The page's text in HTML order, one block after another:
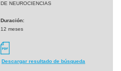
DE NEUROCIENCIAS
Duración:
12 meses
Descargar resultado de búsqueda